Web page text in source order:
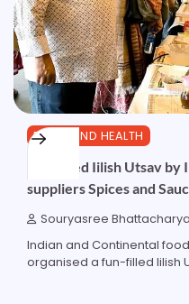
FOOD AND HEALTH
Fun-filled Iilish Utsav
suppliers Spices and
Souryasree Bhattacharya
Indian and Continental
organised a fun-filled Iilish